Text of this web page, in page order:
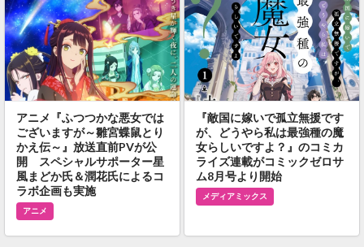
アニメ『ふつつかな悪女では
ございますが～雛宮蝶鼠とり
かえ伝～』放送直前PVが公
開 スペシャルサポーター星
風まどか氏＆潤花氏によるコ
ラボ企画も実施
アニメ
『敵国に嫁いで孤立無援です
が、どうやら私は最強種の魔
女らしいですよ？』のコミカ
ライズ連載がコミックゼロサ
ム8月号より開始
メディアミックス